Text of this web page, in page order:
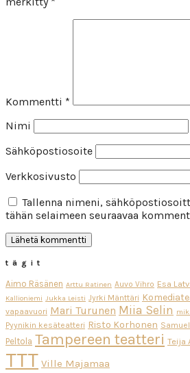
Kommentti *
Nimi
Sähköpostiosoite
Verkkosivusto
Tallenna nimeni,
tähän selaimeen seuraavaa
tägit
Aimo Räsänen Arttu Ratinen Auvo Vihro Esa
Kallioniemi Jukka Leisti Jyrki Mänttäri
vapaavuori Mari Turunen Miia Selin
Pyynikin kesäteatteri Risto Korhonen
Peltola Tampereen teatteri Teija
TTT Ville Majamaa